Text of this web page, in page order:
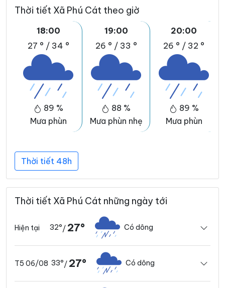
Thời tiết Xã Phú Cát theo giờ
18:00
27 ° / 34 °
89 %
Mưa phùn
19:00
26 ° / 33 °
88 %
Mưa phùn nhẹ
20:00
26 ° / 32 °
89 %
Mưa phùn
Thời tiết 48h
Thời tiết Xã Phú Cát những ngày tới
Hiện tại 32°/ 27° Có dông
T5 06/08 33°/ 27° Có dông